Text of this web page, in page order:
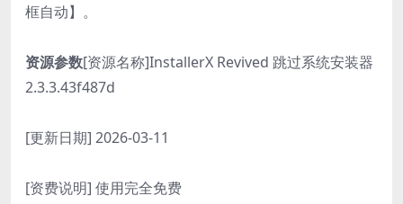
框自动】。
资源参数[资源名称]InstallerX Revived 跳过系统安装器
2.3.3.43f487d
[更新日期] 2026-03-11
[资费说明] 使用完全免费